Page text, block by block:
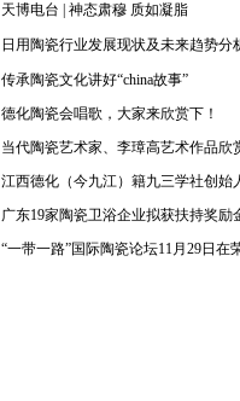
天博电台 | 神态肃穆 质如凝脂
日用陶瓷行业发展现状及未来趋势分
传承陶瓷文化讲好“china故事”
德化陶瓷会唱歌，大家来欣赏下！
当代陶瓷艺术家、李璋高艺术作品欣
江西德化（今九江）籍九三学社创始
广东19家陶瓷卫浴企业拟获扶持奖励
“一带一路”国际陶瓷论坛11月29日在